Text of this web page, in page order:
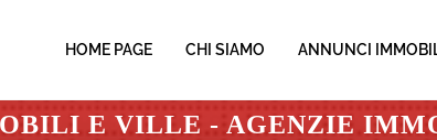
HOME PAGE CHI SIAMO ANNUNCI
E VILLE - AGENZIE